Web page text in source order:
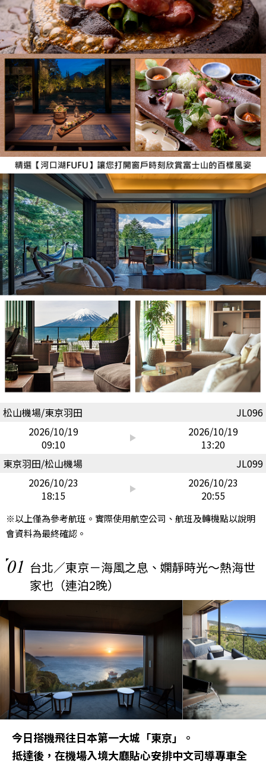
松山機場/東京羽田
JL096
2026/10/19
09:10
2026/10/19
13:20
東京羽田/松山機場
JL099
2026/10/23
18:15
2026/10/23
20:55
※以上僅為參考航班。實際使用航空公司、航班及轉機點以說明
會資料為最終確認。
01 台北／東京－海風之息、嫻靜時光～熱海世
家也（連泊2晚）
今日搭機飛往日本第一大城「東京」。
抵達後，在機場入境大廳貼心安排中文司導專車全